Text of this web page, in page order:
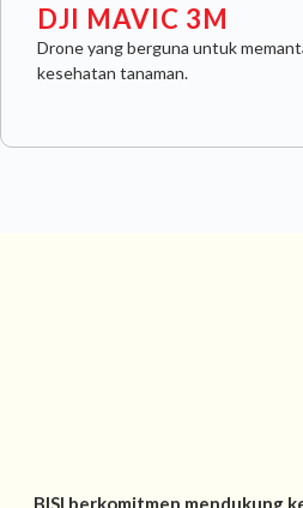
DJI MAVIC 3M
Drone yang berguna untuk
kesehatan tanaman.
BISI berkomitmen mendukung